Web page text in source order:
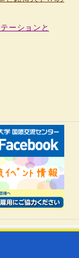
ーションと